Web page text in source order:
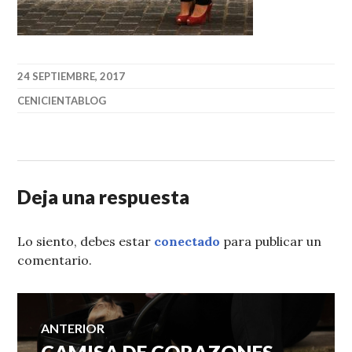
24 SEPTIEMBRE, 2017
CENICIENTABLOG
Deja una respuesta
Lo siento, debes estar conectado para publicar un
comentario.
Navegación
ANTERIOR
Entrada